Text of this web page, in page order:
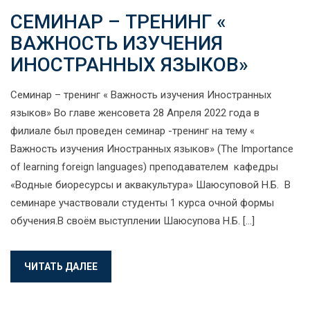
СЕМИНАР – ТРЕНИНГ «
ВАЖНОСТЬ ИЗУЧЕНИЯ
ИНОСТРАННЫХ ЯЗЫКОВ»
Семинар – тренинг « Важность изучения Иностранных
языков» Во главе женсовета 28 Апреля 2022 года в
филиале был проведен семинар -тренинг на тему «
Важность изучения Иностранных языков» (The Importance
of learning foreign languages) преподавателем кафедры
«Водные биоресурсы и аквакультура» Шаюсуповой Н.Б. В
семинаре участвовали студенты 1 курса очной формы
обучения.В своём выступлении Шаюсупова Н.Б. […]
ЧИТАТЬ ДАЛЕЕ